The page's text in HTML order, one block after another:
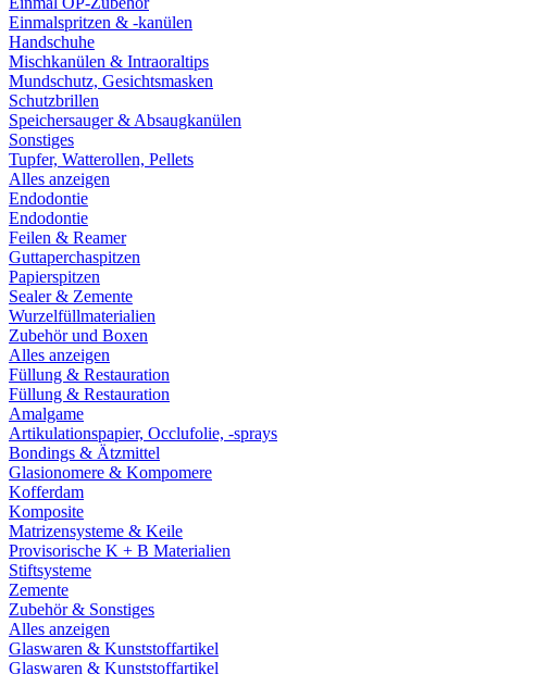
Einmalspritzen & -kanülen
Handschuhe
Mischkanülen & Intraoraltips
Mundschutz, Gesichtsmasken
Schutzbrillen
Speichersauger & Absaugkanülen
Sonstiges
Tupfer, Watterollen, Pellets
Alles anzeigen
Endodontie
Endodontie
Feilen & Reamer
Guttaperchaspitzen
Papierspitzen
Sealer & Zemente
Wurzelfüllmaterialien
Zubehör und Boxen
Alles anzeigen
Füllung & Restauration
Füllung & Restauration
Amalgame
Artikulationspapier, Occlufolie, -sprays
Bondings & Ätzmittel
Glasionomere & Kompomere
Kofferdam
Komposite
Matrizensysteme & Keile
Provisorische K + B Materialien
Stiftsysteme
Zemente
Zubehör & Sonstiges
Alles anzeigen
Glaswaren & Kunststoffartikel
Glaswaren & Kunststoffartikel